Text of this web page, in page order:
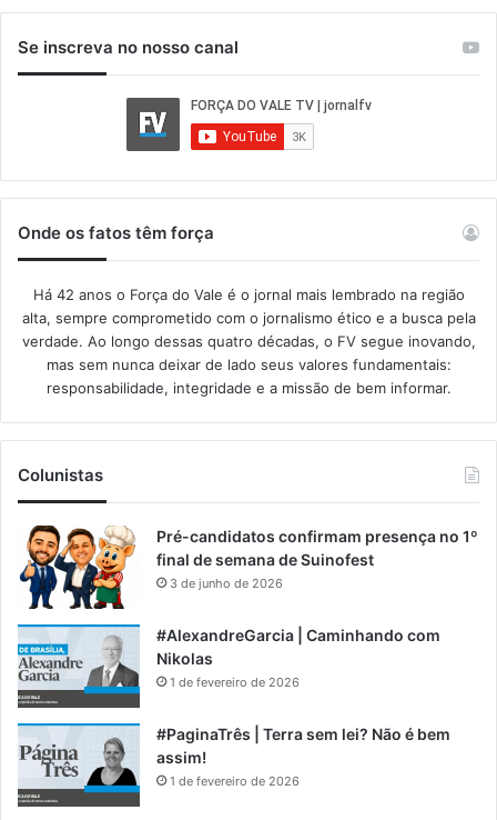
Se inscreva no nosso canal
Onde os fatos têm força
Há 42 anos o Força do Vale é o jornal mais lembrado na região
alta, sempre comprometido com o jornalismo ético e a busca pela
verdade. Ao longo dessas quatro décadas, o FV segue inovando,
mas sem nunca deixar de lado seus valores fundamentais:
responsabilidade, integridade e a missão de bem informar.​
Colunistas
Pré-candidatos confirmam presença no 1º
final de semana de Suinofest
3 de junho de 2026
#AlexandreGarcia | Caminhando com
Nikolas
1 de fevereiro de 2026
#PaginaTrês | Terra sem lei? Não é bem
assim!
1 de fevereiro de 2026